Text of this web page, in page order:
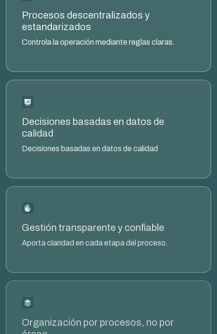
Procesos descentralizados y
estandarizados
Controla la operación mediante reglas claras.
Decisiones basadas en datos de
calidad
Decisiones basadas en datos de calidad
Gestión transparente y confiable
Aporta claridad en cada etapa del proceso.
Organización por procesos, no por